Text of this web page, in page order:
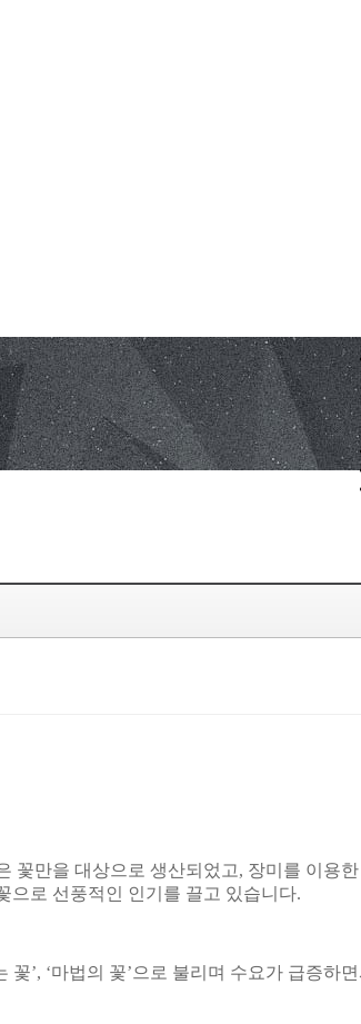
꽃만을 대상으로 생산되었고, 장미를 이용
으로 선풍적인 인기를 끌고 있습니다.
꽃’, ‘마법의 꽃’으로 불리며 수요가 급증하